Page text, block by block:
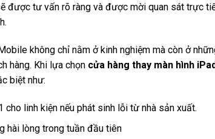
được tư vấn rõ ràng và được mời quan sát trực
không chỉ nằm ở kinh nghiệm mà còn ở
hàng. Khi lựa chọn cửa hàng thay màn hình
biệt như:
cho linh kiện nếu phát sinh lỗi từ nhà sản xuất.
hài lòng trong tuần đầu tiên